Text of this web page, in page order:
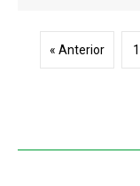
« Anterior 1